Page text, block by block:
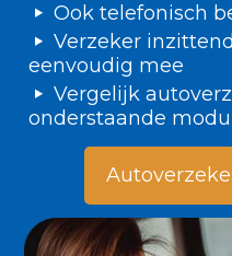
Ook telefonisch
Verzeker
eenvoudig mee
Vergelijk
onderstaande